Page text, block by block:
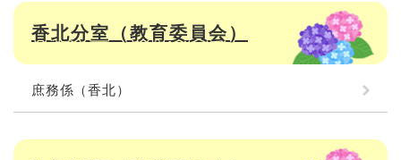
香北分室（教育委員会）
庶務係（香北）